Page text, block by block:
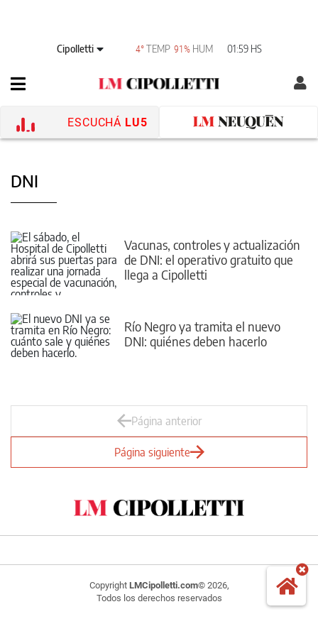
Cipolletti 4° TEMP 91% HUM 01:59 HS
ESCUCHÁ LU5
DNI
Vacunas, controles y actualización
de DNI: el operativo gratuito que
llega a Cipolletti
Río Negro ya tramita el nuevo
DNI: quiénes deben hacerlo
Página anterior
Página siguiente
Copyright LMCipolletti.com© 2026,
Todos los derechos reservados